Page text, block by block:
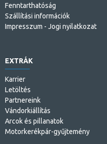
Fenntarthatóság
Szállítási információk
Impresszum - Jogi nyilatkozat
EXTRÁK
Karrier
Letöltés
Partnereink
Vándorkiállítás
Arcok és pillanatok
Motorkerékpár-gyűjtemény